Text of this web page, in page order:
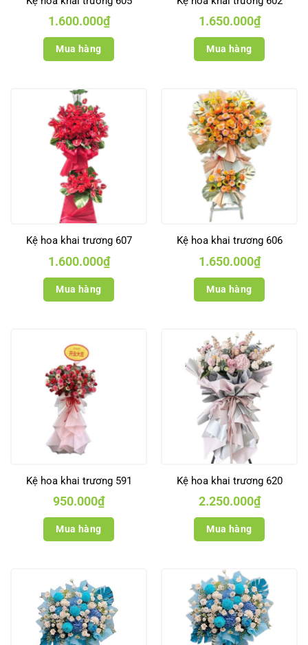
1.600.000₫
Mua hàng
1.650.000₫
Mua hàng
Kệ hoa khai trương 607
1.600.000₫
Mua hàng
Kệ hoa khai trương 606
1.650.000₫
Mua hàng
Kệ hoa khai trương 591
950.000₫
Mua hàng
Kệ hoa khai trương 620
2.250.000₫
Mua hàng